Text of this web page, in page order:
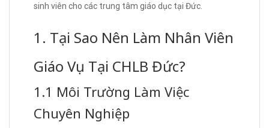
sinh viên cho các trung tâm giáo dục tại Đức.
1. Tại Sao Nên Làm Nhân Viên
Giáo Vụ Tại CHLB Đức?
1.1 Môi Trường Làm Việc
Chuyên Nghiệp